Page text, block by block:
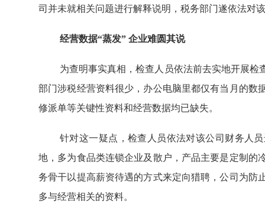
司并未就相关问题进行解释说明，税务部门遂依法对
经营数据“蒸发” 企业难圆其说
为查明事实真相，检查人员依法前去实地开展
部门涉税经营资料很少，办公电脑里都仅有当月的数
修派单等关键性资料和经营数据均已缺失。
针对这一疑点，检查人员依法对该公司财务人
地，多为食品类连锁企业及散户，产品主要是定制的
务骨干以提高薪资待遇的方式来定向猎聘，公司为防
多与经营相关的资料。